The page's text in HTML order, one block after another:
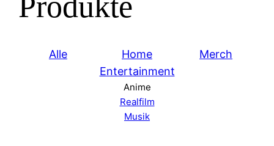
e
Alle
Home
Entertainment
Anime
Realfilm
Musik
Merch